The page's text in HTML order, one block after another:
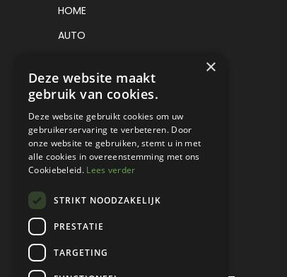
HOME
AUTO
VERKOCHT
DETAILING
WERKPLAATS EN RESTAURATIE
PARTS
CONTACT
×
Deze website maakt
gebruik van cookies.
Deze website gebruikt cookies om uw
gebruikerservaring te verbeteren. Door
onze website te gebruiken, stemt u in met
alle cookies in overeenstemming met ons
Cookiebeleid. Lees verder
STRIKT NOODZAKELIJK
PRESTATIE
TARGETING